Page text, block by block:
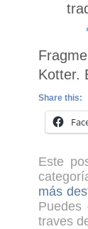
Kotter.
Share this:
Este
más
Puedes
traves